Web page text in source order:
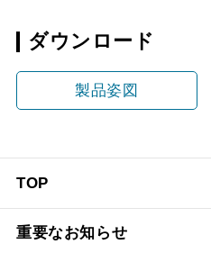
ダウンロード
製品姿図
TOP
重要なお知らせ